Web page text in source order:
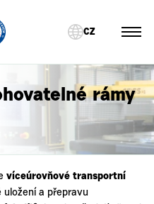
CZ
rámy
víceúrovňové transportní
uložení a přepravu